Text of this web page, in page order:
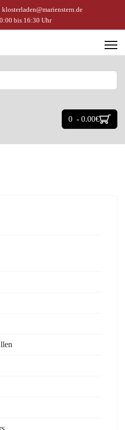
klosterladen@marienstern.de
bis 16:30 Uhr
0 - 0.00‎€